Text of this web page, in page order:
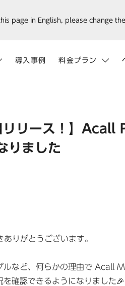
導入事例 料金プラン
page in English, please change
リリース！】
りました
りがとうございます。
ルなど、何らかの理由で Acall
確認できるようになりました🎉